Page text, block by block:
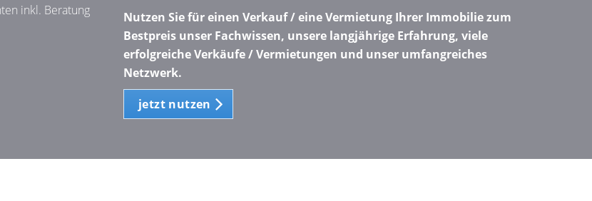
inkl. Beratung
Nutzen Sie für einen Verkauf / eine Vermietung Ihrer Immobilie zum
Bestpreis unser Fachwissen, unsere langjährige Erfahrung, viele
erfolgreiche Verkäufe / Vermietungen und unser umfangreiches
Netzwerk.
jetzt nutzen